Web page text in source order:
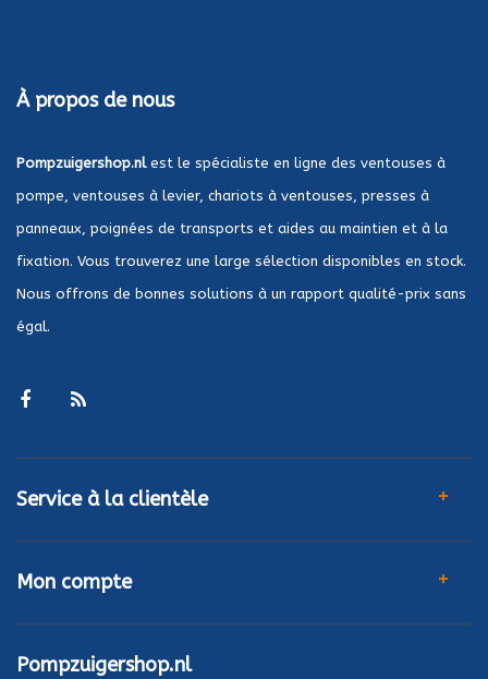
À propos de nous
Pompzuigershop.nlest le spécialiste en ligne des ventouses à
pompe, ventouses à levier, chariots à ventouses, presses à
panneaux, poignées de transports et aides au maintien et à la
fixation. Vous trouverez une large sélection disponibles en stock.
Nous offrons de bonnes solutions à un rapport qualité-prix sans
égal.
Service à la clientèle
Mon compte
Pompzuigershop.nl